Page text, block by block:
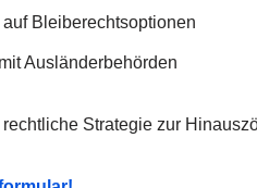
Bleiberechtsoptionen
Ausländerbehörden
Strategie zur